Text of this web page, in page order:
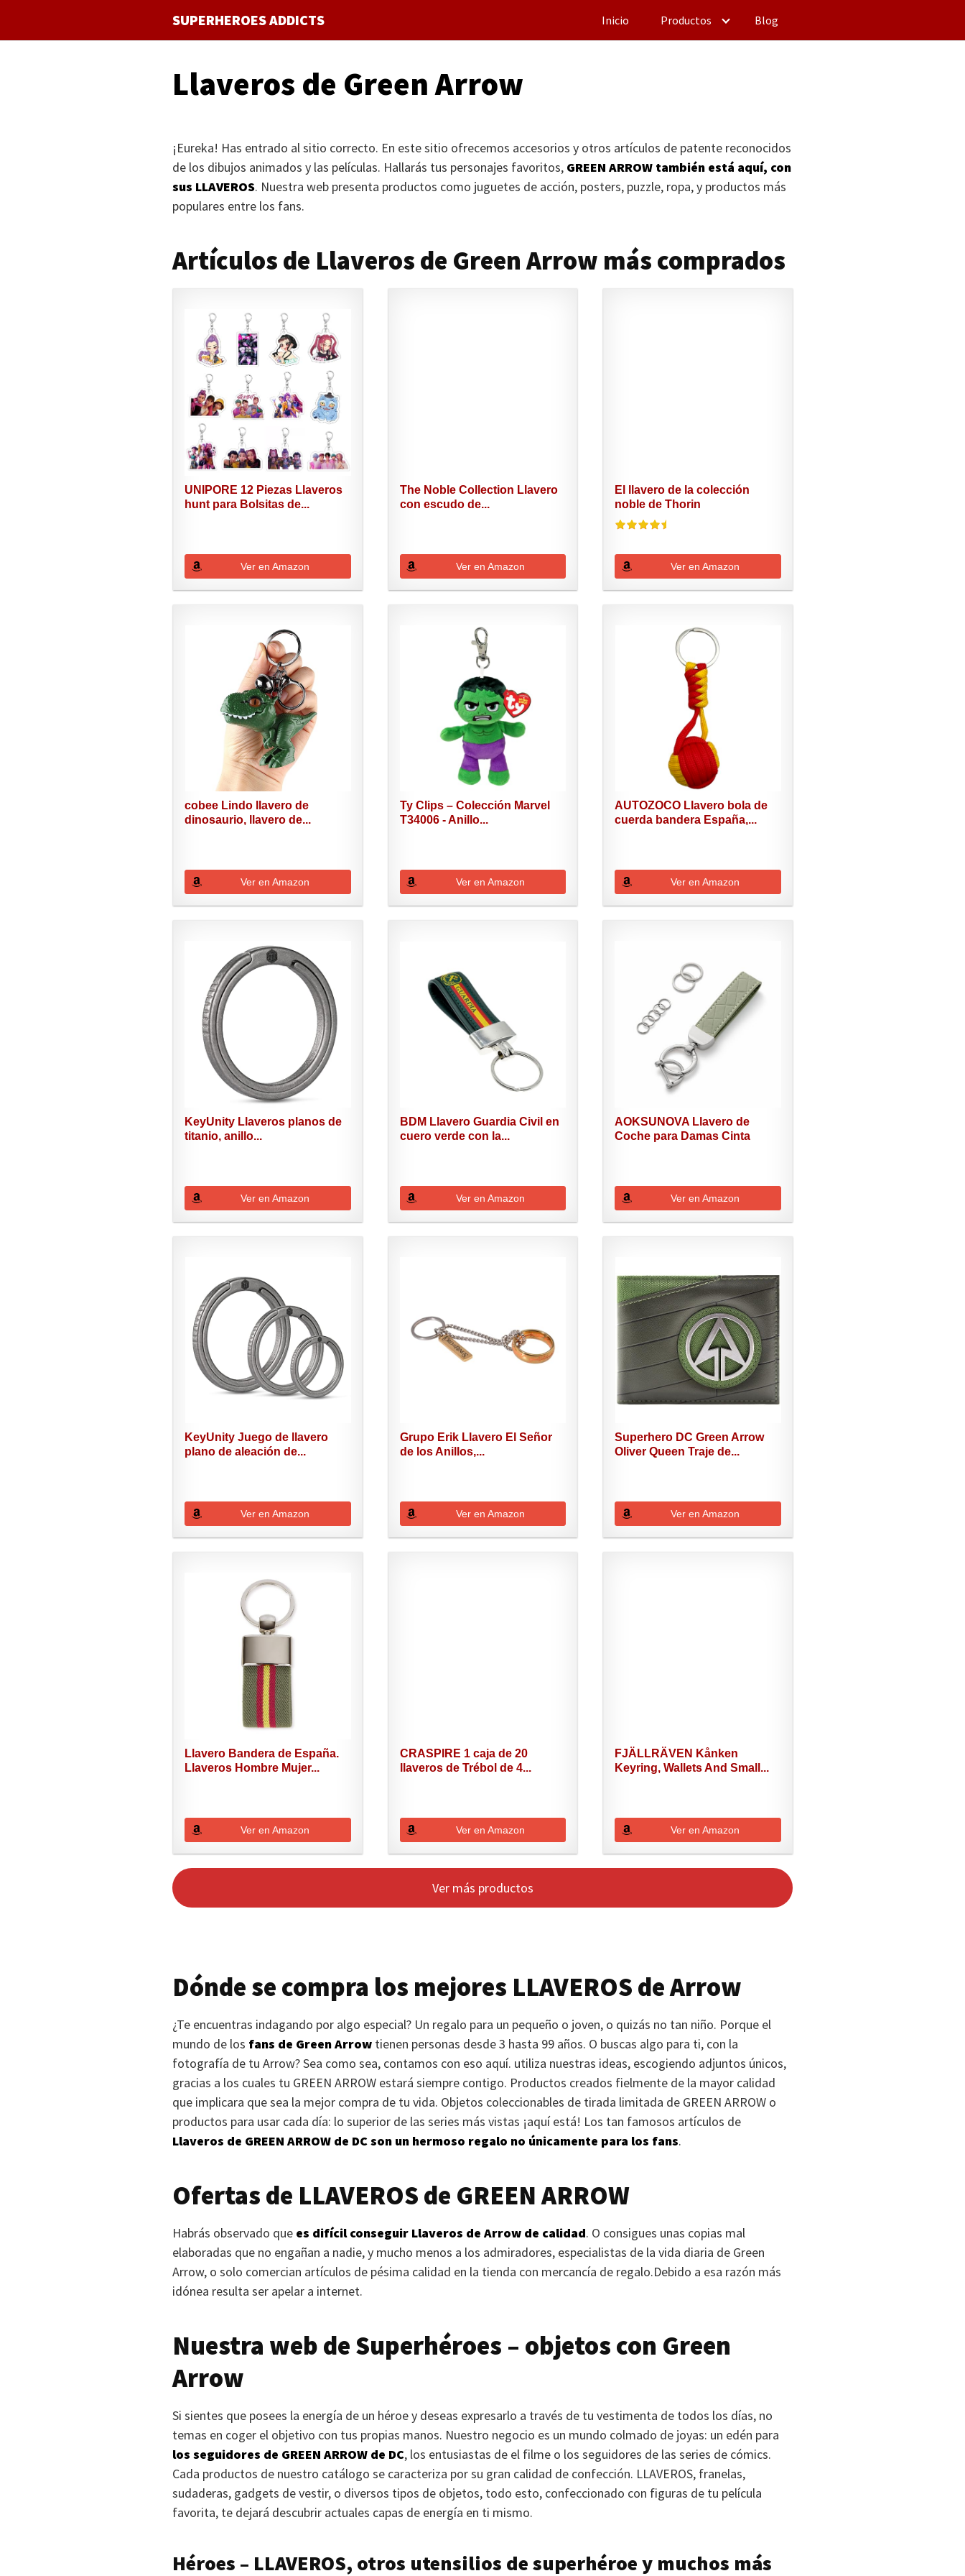
contenido
SUPERHEROES ADDICTS Inicio Productos Blog
Llaveros de Green Arrow
¡Eureka! Has entrado al sitio correcto. En este sitio ofrecemos accesorios y otros artículos de patente reconocidos
de los dibujos animados y las películas. Hallarás tus personajes favoritos, GREEN ARROW también está aquí, con
sus LLAVEROS. Nuestra web presenta productos como juguetes de acción, posters, puzzle, ropa, y productos más
populares entre los fans.
Artículos de Llaveros de Green Arrow más comprados
UNIPORE 12 Piezas Llaveros
hunt para Bolsitas de...
Ver en Amazon
The Noble Collection Llavero
con escudo de...
Ver en Amazon
El llavero de la colección
noble de Thorin
Ver en Amazon
cobee Lindo llavero de
dinosaurio, llavero de...
Ver en Amazon
Ty Clips – Colección Marvel
T34006 - Anillo...
Ver en Amazon
AUTOZOCO Llavero bola de
cuerda bandera España,...
Ver en Amazon
KeyUnity Llaveros planos de
titanio, anillo...
Ver en Amazon
BDM Llavero Guardia Civil en
cuero verde con la...
Ver en Amazon
AOKSUNOVA Llavero de
Coche para Damas Cinta
Ver en Amazon
KeyUnity Juego de llavero
plano de aleación de...
Ver en Amazon
Grupo Erik Llavero El Señor
de los Anillos,...
Ver en Amazon
Superhero DC Green Arrow
Oliver Queen Traje de...
Ver en Amazon
Llavero Bandera de España.
Llaveros Hombre Mujer...
Ver en Amazon
CRASPIRE 1 caja de 20
llaveros de Trébol de 4...
Ver en Amazon
FJÄLLRÄVEN Kånken
Keyring, Wallets And Small...
Ver en Amazon
Ver más productos
Dónde se compra los mejores LLAVEROS de Arrow
¿Te encuentras indagando por algo especial? Un regalo para un pequeño o joven, o quizás no tan niño. Porque el
mundo de los fans de Green Arrow tienen personas desde 3 hasta 99 años. O buscas algo para ti, con la
fotografía de tu Arrow? Sea como sea, contamos con eso aquí. utiliza nuestras ideas, escogiendo adjuntos únicos,
gracias a los cuales tu GREEN ARROW estará siempre contigo. Productos creados fielmente de la mayor calidad
que implicara que sea la mejor compra de tu vida. Objetos coleccionables de tirada limitada de GREEN ARROW o
productos para usar cada día: lo superior de las series más vistas ¡aquí está! Los tan famosos artículos de
Llaveros de GREEN ARROW de DC son un hermoso regalo no únicamente para los fans.
Ofertas de LLAVEROS de GREEN ARROW
Habrás observado que es difícil conseguir Llaveros de Arrow de calidad. O consigues unas copias mal
elaboradas que no engañan a nadie, y mucho menos a los admiradores, especialistas de la vida diaria de Green
Arrow, o solo comercian artículos de pésima calidad en la tienda con mercancía de regalo.Debido a esa razón más
idónea resulta ser apelar a internet.
Nuestra web de Superhéroes – objetos con Green
Arrow
Si sientes que posees la energía de un héroe y deseas expresarlo a través de tu vestimenta de todos los días, no
temas en coger el objetivo con tus propias manos. Nuestro negocio es un mundo colmado de joyas: un edén para
los seguidores de GREEN ARROW de DC, los entusiastas de el filme o los seguidores de las series de cómics.
Cada productos de nuestro catálogo se caracteriza por su gran calidad de confección. LLAVEROS, franelas,
sudaderas, gadgets de vestir, o diversos tipos de objetos, todo esto, confeccionado con figuras de tu película
favorita, te dejará descubrir actuales capas de energía en ti mismo.
Héroes – LLAVEROS, otros utensilios de superhéroe y muchos más